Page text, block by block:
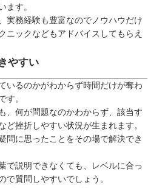
ます。
実務経験も豊富なのでノウハウだけ
ニックなどもアドバイスしてもらえ
やすい
いるのかがわからず時間だけが奪わ
す。
、何が問題なのかわからず、該当す
ど挫折しやすい状況が生まれます。
問に思ったことをその場で解決でき
で説明できなくても、レベルに合っ
で質問しやすいでしょう。